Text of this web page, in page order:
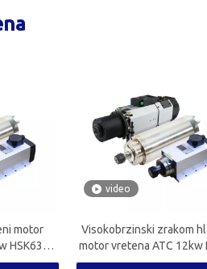
motor
HSK63F
glodalicu
video
Visokobrzinski zrakom
motor vretena ATC 12kw
CNC vreteno za CNC